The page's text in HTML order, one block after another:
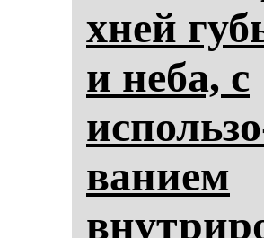
хней
и не­ба, с
ва­ни­ем